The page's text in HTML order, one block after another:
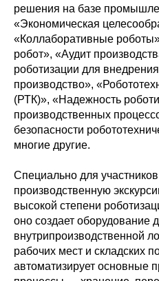
решения на базе
«Экономическая
«Коллаборативные
робот», «Аудит
роботизации для
производство»,
(РТК)», «Надежность
производственных
безопасности
многие другие.
Специально для
производственную
высокой степени
оно создает оборудование
внутрипроизводственной
рабочих мест и складских
автоматизирует основные
© 2015-2026 НАУРР. Все права защищены. При
Политика конфиденциальности
© 2015-2026 НАУРР. Все права защищены.
При использовании материалов ссылка на